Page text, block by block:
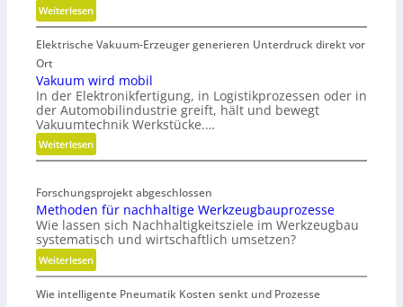
Weiterlesen:
S
t
a
t
e
g
i
s
h
e
N
e
u
u
Elektrische Vakuum-Erzeuger generieren Unterdruck direkt vor
Ort
Vakuum wird mobil
In der Elektronikfertigung, in Logistikprozessen oder in
der Automobilindustrie greift, hält und bewegt
Vakuumtechnik Werkstücke.…
Weiterlesen:
V
k
u
u
m
w
i
r
Forschungsprojekt abgeschlossen
Methoden für nachhaltige Werkzeugbauprozesse
Wie lassen sich Nachhaltigkeitsziele im Werkzeugbau
systematisch und wirtschaftlich umsetzen?
Weiterlesen:
M
e
Wie intelligente Pneumatik Kosten senkt und Prozesse